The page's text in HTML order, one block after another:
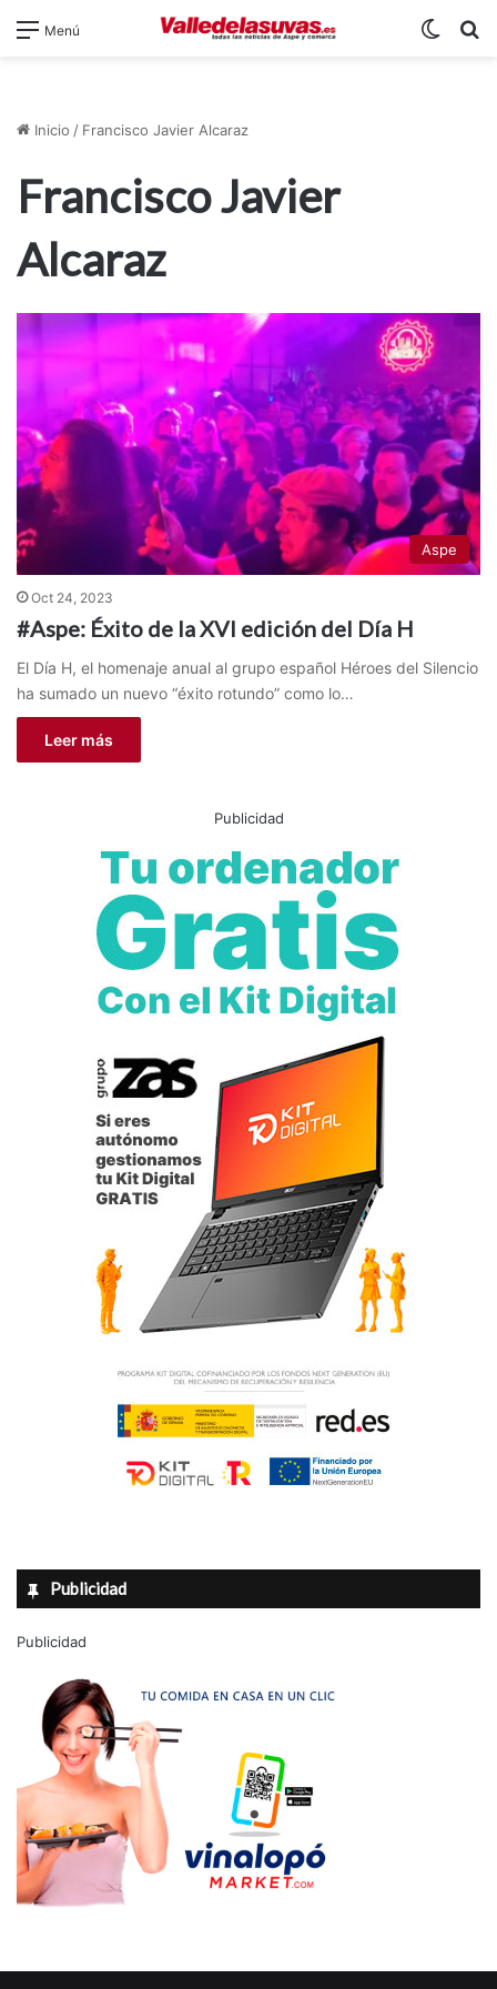
Menú
Inicio / Francisco Javier Alcaraz
Francisco Javier
Alcaraz
Aspe
Oct 24, 2023
#Aspe: Éxito de la XVI edición del Día H
El Día H, el homenaje anual al grupo español Héroes del Silencio
ha sumado un nuevo “éxito rotundo” como lo…
Leer más
Publicidad
Publicidad
Publicidad